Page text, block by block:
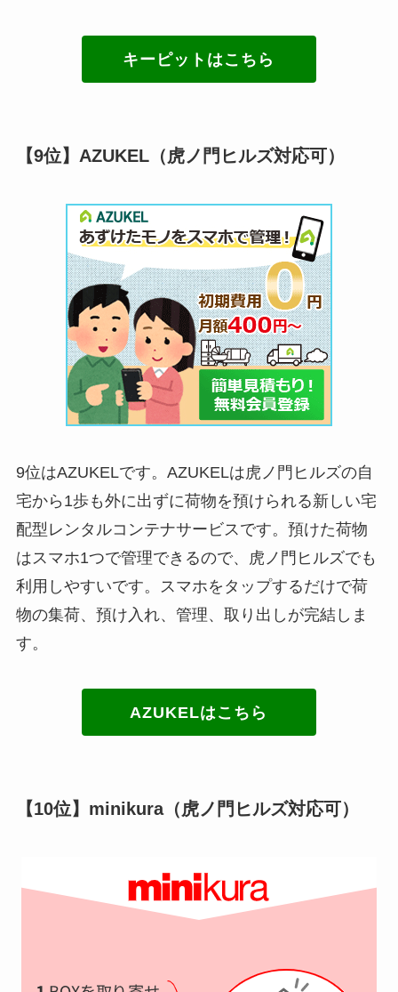
キーピットはこちら
【9位】AZUKEL（虎ノ門ヒルズ対応可）
9位はAZUKELです。AZUKELは虎ノ門ヒルズの自
宅から1歩も外に出ずに荷物を預けられる新しい宅
配型レンタルコンテナサービスです。預けた荷物
はスマホ1つで管理できるので、虎ノ門ヒルズでも
利用しやすいです。スマホをタップするだけで荷
物の集荷、預け入れ、管理、取り出しが完結しま
す。
AZUKELはこちら
【10位】minikura（虎ノ門ヒルズ対応可）